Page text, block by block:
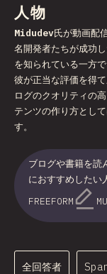
人物
Midudev氏が動画配
名開発者たちが成功
を知られている一方で
彼が正当な評価を得
ログのクオリティの
テンツの作り方とし
す。
ブログや書籍を読
におすすめしたい
FREEFORM
全回答者